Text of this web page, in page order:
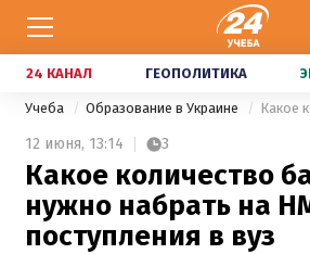
24 КАНАЛ ГЕОПОЛИТИКА
Учеба Образование в Украине
12 июня, 13:14 3
Какое количество
нужно набрать на
поступления в вуз